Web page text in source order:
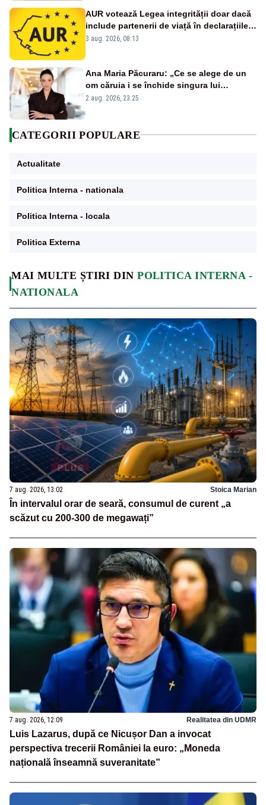
MAI MULTE ȘTIRI DINPOLITICA INTERNA -
NATIONALA
7 aug. 2026, 13:02 Stoica Marian
În intervalul orar de seară, consumul de curent „a
scăzut cu 200-300 de megawați”
7 aug. 2026, 12:09 Realitatea din UDMR
Luis Lazarus, după ce Nicușor Dan a invocat
perspectiva trecerii României la euro: „Moneda
națională înseamnă suveranitate”
AUR votează Legea integrității doar dacă
include partenerii de viață în declarațiile
de avere și interese, așa cum a anunțat
trebuie să plece din funcție: fără excepții!
3 aug. 2026, 08:13
Ana Maria Păcuraru: „Ce se alege de un
om căruia i se închide singura lui
portiță?”
2 aug. 2026, 23:25
CATEGORII POPULARE
Actualitate
Politica Interna - nationala
Politica Interna - locala
Politica Externa